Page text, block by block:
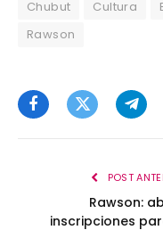
Chubut Cultura
Rawson
FacebookTwitter
POST
Rawson:
inscripciones